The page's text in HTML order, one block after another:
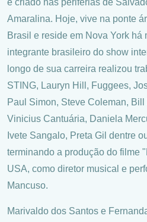
e criado nas periferias de
Amaralina. Hoje, vive na ponte
Brasil e reside em Nova York
integrante brasileiro do show
longo de sua carreira realizou
STING, Lauryn Hill, Fuggees,
Paul Simon, Steve Coleman,
Vinicius Cantuária, Daniela
Ivete Sangalo, Preta Gil dentre
terminando a produção do filme
USA, como diretor musical e
Mancuso.
Marivaldo dos Santos e